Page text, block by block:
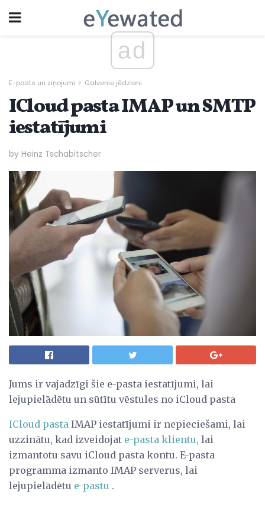
ad
E-pasts un ziņojumi Galvenie jēdzieni
ICloud pasta IMAP un SMTP
iestatījumi
by Heinz Tschabitscher
Jums ir vajadzīgi šie e-pasta iestatījumi, lai
lejupielādētu un sūtītu vēstules no iCloud pasta
ICloud pasta IMAP iestatījumi ir nepieciešami, lai
uzzinātu, kad izveidojat e-pasta klientu, lai
izmantotu savu iCloud pasta kontu. E-pasta
programma izmanto IMAP serverus, lai
lejupielādētu e-pastu .